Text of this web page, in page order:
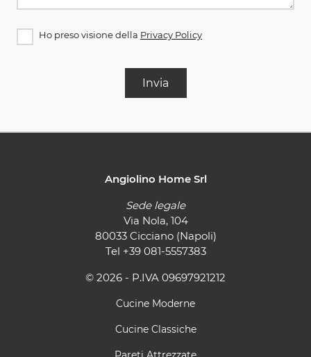
Ho preso visione della Privacy Policy
Invia
Angiolino Home Srl
Sede legale
Via Nola, 104
80033 Cicciano (Napoli)
Tel +39 081-5557383
© 2026 - P.IVA 09697921212
Cucine Moderne
Cucine Classiche